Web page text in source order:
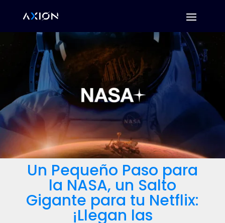
Un Pequeño Paso para
la NASA, un Salto
Gigante para tu Netflix:
¡Llegan las